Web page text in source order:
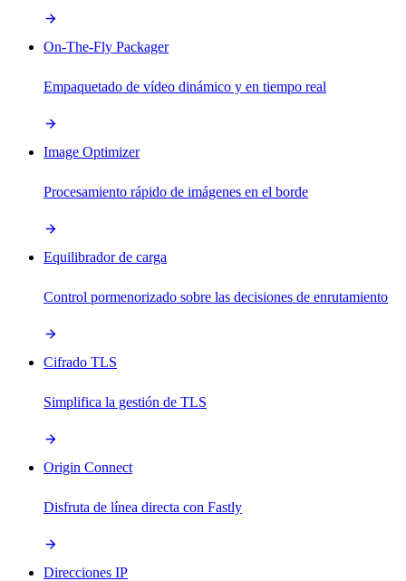
On-The-Fly Packager
Empaquetado de vídeo dinámico y en tiempo real
Image Optimizer
Procesamiento rápido de imágenes en el borde
Equilibrador de carga
Control pormenorizado sobre las decisiones de enrutamiento
Cifrado TLS
Simplifica la gestión de TLS
Origin Connect
Disfruta de línea directa con Fastly
Direcciones IP